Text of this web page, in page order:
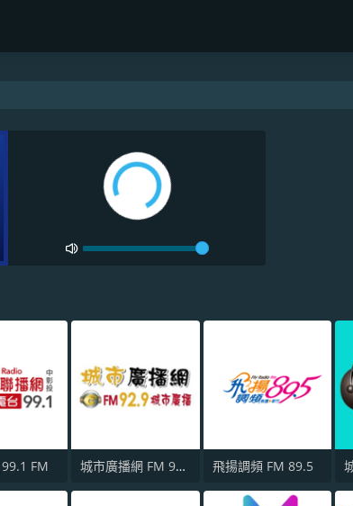
FM 城市廣播網 FM 92.9 城市廣播 飛揚調頻 FM 89.5